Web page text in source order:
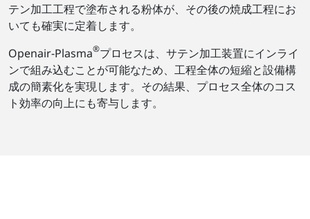
テン加工工程で塗布される粉体が、その後の焼成工程にお
いても確実に定着します。
Openair-Plasma®プロセスは、サテン加工装置にインライ
ンで組み込むことが可能なため、工程全体の短縮と設備構
成の簡素化を実現します。その結果、プロセス全体のコス
ト効率の向上にも寄与します。